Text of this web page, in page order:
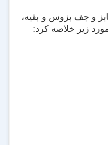
و جف بزوس و بقیه،